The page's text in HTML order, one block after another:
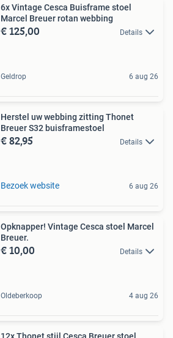
6x Vintage Cesca Buisframe stoel
Marcel Breuer rotan webbing
€ 125,00 Details
Geldrop 6 aug 26
Herstel uw webbing zitting Thonet
Breuer S32 buisframestoel
€ 82,95 Details
Bezoek website 6 aug 26
Opknapper! Vintage Cesca stoel Marcel
Breuer.
€ 10,00 Details
Oldeberkoop 4 aug 26